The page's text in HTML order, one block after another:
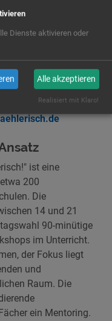
werden in einer
sich kritisch
demokratischen
ist eine
200
Die
14 und 21
90-minütige
im Unterricht.
der Fokus liegt
und
Raum. Die
ein Mentoring.
Dienste aktivieren oder
Alle akzeptieren
Realisiert mit Klaro!